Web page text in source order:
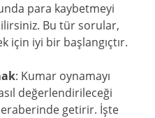
para kaybetmeyi
Bu tür sorular,
için iyi bir başlangıçtır.
: Kumar oynamayı
değerlendirileceği
getirir. İşte